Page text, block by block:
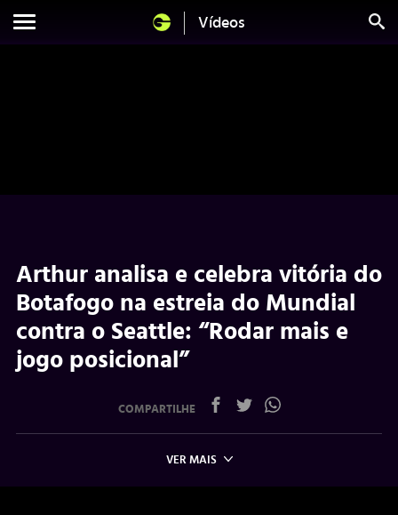
Vídeos
Arthur analisa e celebra vitória do
Botafogo na estreia do Mundial
contra o Seattle: “Rodar mais e
jogo posicional”
COMPARTILHE
VER MAIS